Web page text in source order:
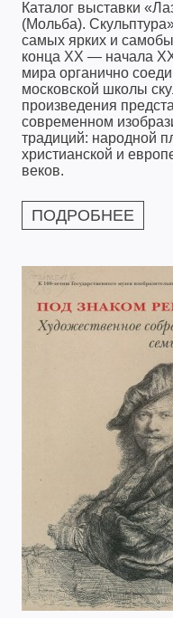
Каталог выставки
(Мольба).
самых ярких и
конца XX — начала
мира органично
московской школы
произведения
современном
традиций: народной
христианской и
веков.
ПОДРОБНЕЕ